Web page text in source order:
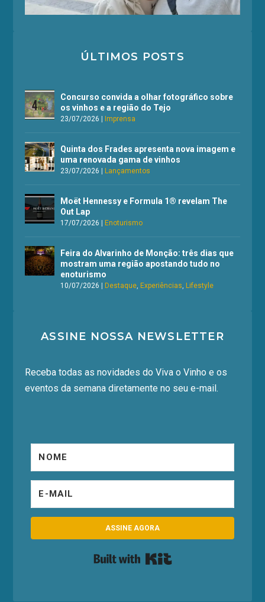
ÚLTIMOS POSTS
Concurso convida a olhar fotográfico sobre
os vinhos e a região do Tejo
23/07/2026 |Imprensa
Quinta dos Frades apresenta nova imagem e
uma renovada gama de vinhos
23/07/2026 |Lançamentos
Moët Hennessy e Formula 1® revelam The
Out Lap
17/07/2026 |Enoturismo
Feira do Alvarinho de Monção: três dias que
mostram uma região apostando tudo no
enoturismo
10/07/2026 |Destaque,Experiências,Lifestyle
ASSINE NOSSA NEWSLETTER
Receba todas as novidades do Viva o Vinho e os
eventos da semana diretamente no seu e-mail.
ASSINE AGORA